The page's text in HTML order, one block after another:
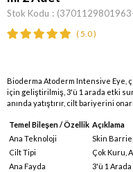
Stok Kodu
5.0
Bioderma Atoderm Intensive Eye,
için geliştirilmiş, 3'ü 1 arada etki
anında yatıştırır, cilt bariyerini
Temel Bileşen / Özellik Açıklama
Ana Teknoloji
Skin
Cilt Tipi
Çok Kuru,
Ana Fayda
3'ü 1 Arada